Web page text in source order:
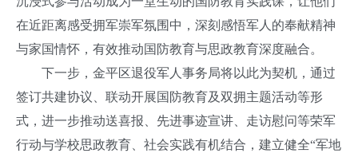
在近距离感受拥军崇军氛围中，深刻感悟军人的奉献精神
与家国情怀，有效推动国防教育与思政教育深度融合。
下一步，金平区退役军人事务局将以此为契机，通过
签订共建协议、联动开展国防教育及双拥主题活动等形
式，进一步推动送喜报、先进事迹宣讲、走访慰问等荣军
行动与学校思政教育、社会实践有机结合，建立健全“军地